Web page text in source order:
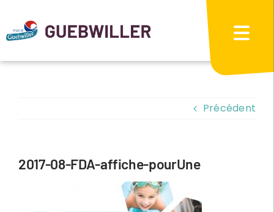
contenu
Précédent
2017-08-FDA-affiche-pourUne